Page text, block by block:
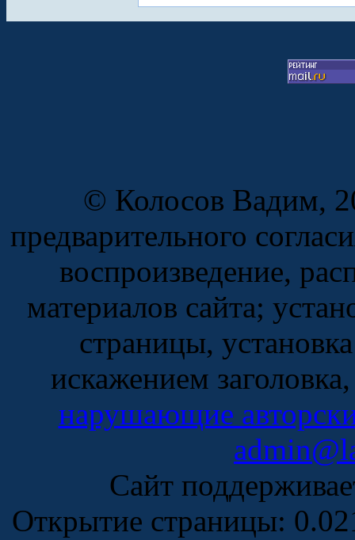
© Колосов Вадим,
предварительного
воспроизведение,
материалов сайта;
страницы,
искажением
нарушающие
Сайт
Открытие страницы: